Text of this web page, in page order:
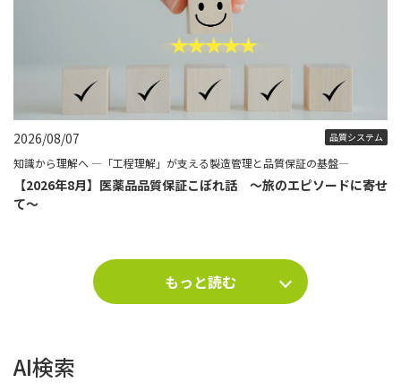
2026/08/07 品質システム
知識から理解へ ―「工程理解」が支える製造管理と品質保証の基盤―
【2026年8月】医薬品品質保証こぼれ話 ～旅のエピソードに寄せ
て～
もっと読む
AI検索